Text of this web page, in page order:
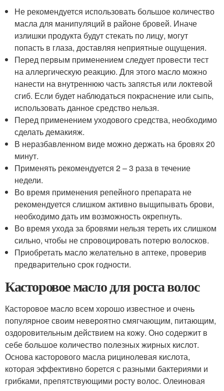
Не рекомендуется использовать большое количество
масла для манипуляций в районе бровей. Иначе
излишки продукта будут стекать по лицу, могут
попасть в глаза, доставляя неприятные ощущения.
Перед первым применением следует провести тест
на аллергическую реакцию. Для этого масло можно
нанести на внутреннюю часть запястья или локтевой
сгиб. Если будет наблюдаться покраснение или сыпь,
использовать данное средство нельзя.
Перед применением уходового средства, необходимо
сделать демакияж.
В неразбавленном виде можно держать на бровях 20
минут.
Применять рекомендуется 2 – 3 раза в течение
недели.
Во время применения репейного препарата не
рекомендуется слишком активно выщипывать брови,
необходимо дать им возможность окрепнуть.
Во время ухода за бровями нельзя тереть их слишком
сильно, чтобы не спровоцировать потерю волосков.
Приобретать масло желательно в аптеке, проверив
предварительно срок годности.
Касторовое масло для роста волос
Касторовое масло всем хорошо известное и очень
популярное своим невероятно смягчающим, питающим,
оздоровительным действием на кожу. Оно содержит в
себе большое количество полезных жирных кислот.
Основа касторового масла рицинолевая кислота,
которая эффективно борется с разными бактериями и
грибками, препятствующими росту волос. Олеиновая